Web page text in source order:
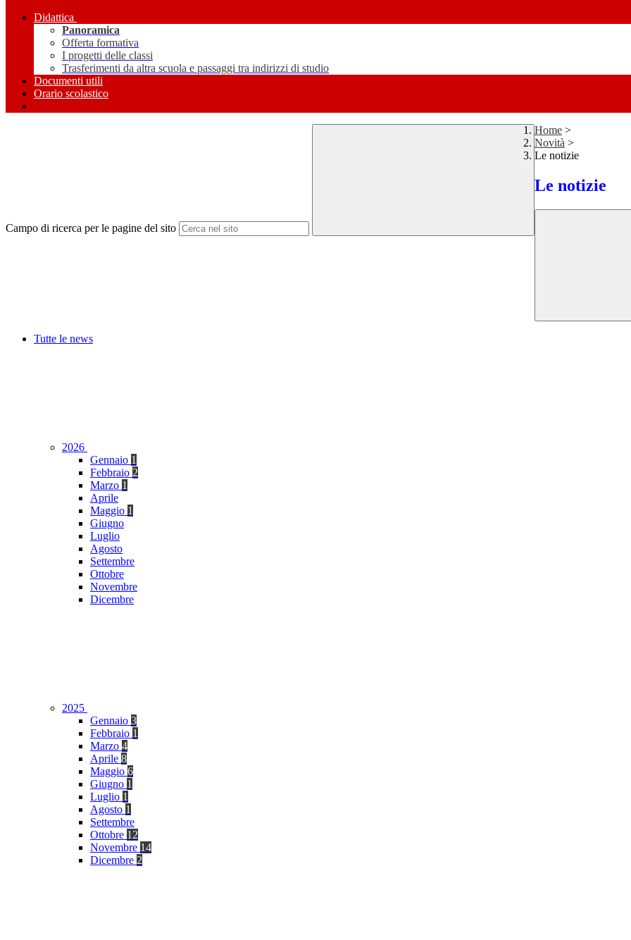
Didattica
Panoramica
Offerta formativa
I progetti delle classi
Trasferimenti da altra scuola e passaggi tra indirizzi di studio
Documenti utili
Orario scolastico
Campo di ricerca per le pagine del sito
Home >
Novità >
Le notizie
Le notizie
Tutte le news
2026
Gennaio 1
Febbraio 2
Marzo 1
Aprile
Maggio 1
Giugno
Luglio
Agosto
Settembre
Ottobre
Novembre
Dicembre
2025
Gennaio 3
Febbraio 1
Marzo 4
Aprile 8
Maggio 6
Giugno 1
Luglio 1
Agosto 1
Settembre
Ottobre 12
Novembre 14
Dicembre 2